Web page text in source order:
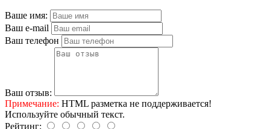
Ваше имя:
Ваш e-mail
Ваш телефон
Ваш отзыв:
Примечание: HTML разметка не поддерживается!
Используйте обычный текст.
Рейтинг: